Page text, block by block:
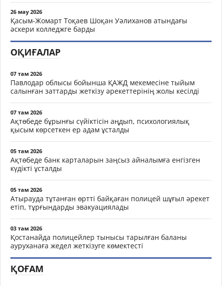
26 мау 2026
Қасым-Жомарт Тоқаев Шоқан Уәлиханов атындағы
әскери колледжге барды
ОҚИҒАЛАР
07 там 2026
Павлодар облысы бойынша ҚАЖД мекемесіне тыйым
салынған заттарды жеткізу әрекеттерінің жолы кесілді
07 там 2026
Ақтөбеде бұрынғы сүйіктісін аңдып, психологиялық
қысым көрсеткен ер адам ұсталды
05 там 2026
Ақтөбеде банк карталарын заңсыз айналымға енгізген
күдікті ұсталды
05 там 2026
Атырауда тұтанған өртті байқаған полицей шұғыл әрекет
етіп, тұрғындарды эвакуациялады
03 там 2026
Қостанайда полицейлер тынысы тарылған баланы
ауруханаға жедел жеткізуге көмектесті
ҚОҒАМ